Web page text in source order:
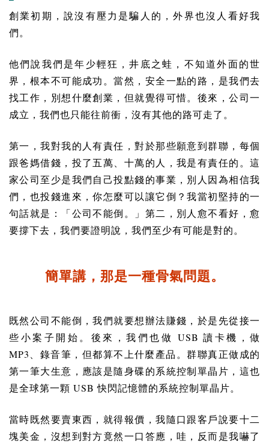
創業初期，說沒有壓力是騙人的，外界也沒人看好我
們。
他們說我們是年少輕狂，井底之蛙，不知道外面的世
界，根本不可能成功。當然，安全一點的路，是我們去
找工作，別想什麼創業，但就覺得可惜。後來，公司一
成立，我們也只能往前衝，沒有其他的路可走了。
第一，我對我的人有責任，對於那些願意到群聯，每個
跟爸媽借錢，投了五萬、十萬的人，我是有責任的。這
家公司至少是我們自己投點錢的事業，別人因為相信我
們，也投錢進來，你怎麼可以讓它倒？我當初堅持的一
句話就是：「公司不能倒。」第二，別人愈不看好，愈
要撐下去，我們要證明說，我們至少有可能是對的。
簡單講，那是一種骨氣問題。
既然公司不能倒，我們就要想辦法賺錢，於是先從接一
些小案子開始。後來，我們也做 USB 讀卡機，做
MP3
、錄音筆，但都算不上什麼產品。群聯真正做成的
第一筆大生意，應該是隨身碟的系統控制單晶片，這也
是全球第一顆 USB 快閃記憶體的系統控制單晶片。
當時既然要賣東西，就得報價，我隨口跟客戶說要十二
塊美金，沒想到對方竟然一口答應，哇，反而是我嚇了